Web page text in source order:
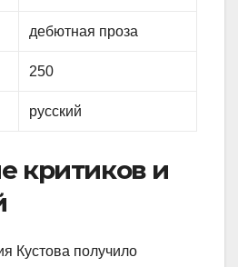
дебютная проза
250
русский
критиков и
Кустова получило